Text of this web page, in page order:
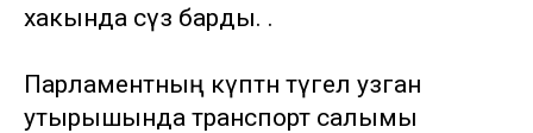
хакында сүз барды. .
Парламентның күптән түгел узган
утырышында транспорт салымы